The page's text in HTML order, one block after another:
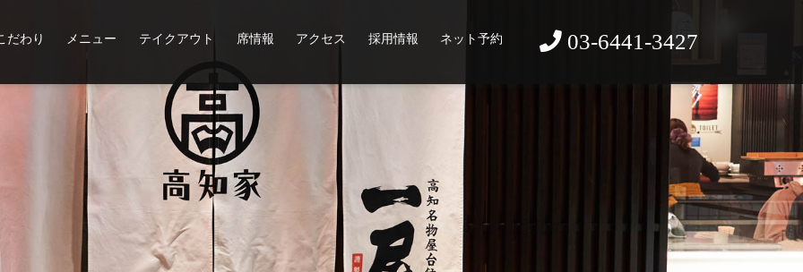
だわり メニュー テイクアウト 席情報 アクセス 採用情報 ネット予約 03-6441-3427